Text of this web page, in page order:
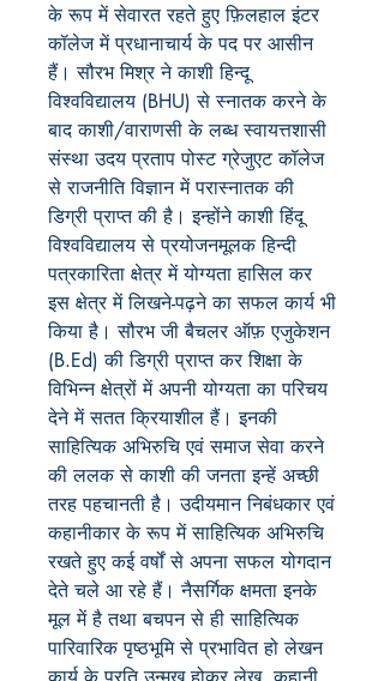
के रूप में सेवारत रहते हुए फ़िलहाल इंटर
कॉलेज में प्रधानाचार्य के पद पर आसीन
हैं। सौरभ मिश्र ने काशी हिन्दू
विश्वविद्यालय (BHU) से स्नातक करने के
बाद काशी/वाराणसी के लब्ध स्वायत्तशासी
संस्था उदय प्रताप पोस्ट ग्रेजुएट कॉलेज
से राजनीति विज्ञान में परास्नातक की
डिग्री प्राप्त की है। इन्होंने काशी हिंदू
विश्वविद्यालय से प्रयोजनमूलक हिन्दी
पत्रकारिता क्षेत्र में योग्यता हासिल कर
इस क्षेत्र में लिखने-पढ़ने का सफल कार्य भी
किया है। सौरभ जी बैचलर ऑफ़ एजुकेशन
(B.Ed) की डिग्री प्राप्त कर शिक्षा के
विभिन्न क्षेत्रों में अपनी योग्यता का परिचय
देने में सतत क्रियाशील हैं। इनकी
साहित्यिक अभिरुचि एवं समाज सेवा करने
की ललक से काशी की जनता इन्हें अच्छी
तरह पहचानती है। उदीयमान निबंधकार एवं
कहानीकार के रूप में साहित्यिक अभिरुचि
रखते हुए कई वर्षों से अपना सफल योगदान
देते चले आ रहे हैं। नैसर्गिक क्षमता इनके
मूल में है तथा बचपन से ही साहित्यिक
पारिवारिक पृष्ठभूमि से प्रभावित हो लेखन